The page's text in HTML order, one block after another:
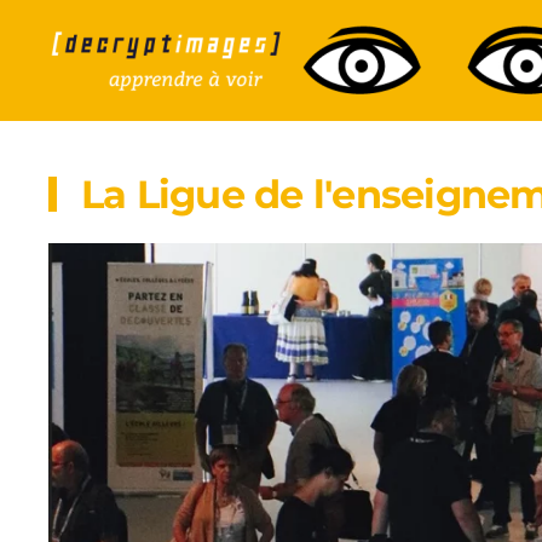
Accéder au contenu principal
La Ligue de